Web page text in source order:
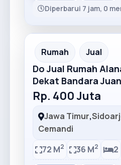
Diperbarui 7 jam, 0
Recommended
Rumah Jual
Do Jual Rumah
Dekat Bandara
Rp. 400 Juta
Jawa Timur,
Cemandi
72 M2 36 M2 2